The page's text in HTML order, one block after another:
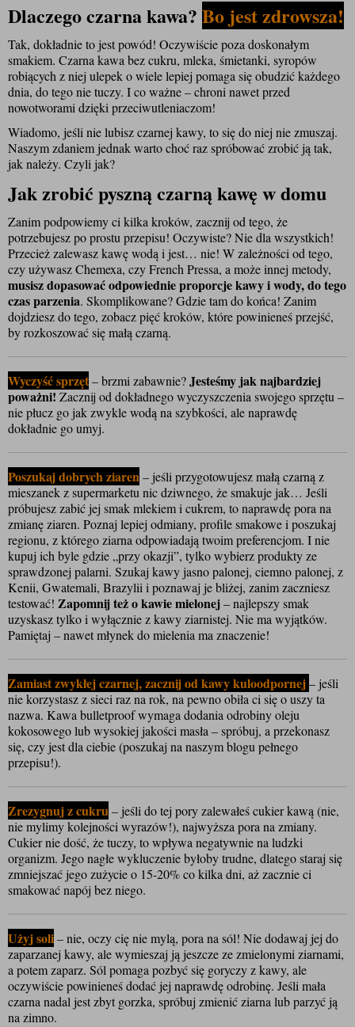
Dlaczego czarna kawa? Bo jest zdrowsza!
Tak, dokładnie to jest powód! Oczywiście poza doskonałym
smakiem. Czarna kawa bez cukru, mleka, śmietanki, syropów
robiących z niej ulepek o wiele lepiej pomaga się obudzić każdego
dnia, do tego nie tuczy. I co ważne – chroni nawet przed
nowotworami dzięki przeciwutleniaczom!
Wiadomo, jeśli nie lubisz czarnej kawy, to się do niej nie zmuszaj.
Naszym zdaniem jednak warto choć raz spróbować zrobić ją tak,
jak należy. Czyli jak?
Jak zrobić pyszną czarną kawę w domu
Zanim podpowiemy ci kilka kroków, zacznij od tego, że
potrzebujesz po prostu przepisu! Oczywiste? Nie dla wszystkich!
Przecież zalewasz kawę wodą i jest… nie! W zależności od tego,
musisz dopasować odpowiednie proporcje kawy i wody, do tego
czas parzenia. Skomplikowane? Gdzie tam do końca! Zanim
dojdziesz do tego, zobacz pięć kroków, które powinieneś przejść,
by rozkoszować się małą czarną.
Wyczyść sprzęt – brzmi zabawnie? Jesteśmy jak najbardziej
poważni! Zacznij od dokładnego wyczyszczenia swojego sprzętu –
nie płucz go jak zwykle wodą na szybkości, ale naprawdę
dokładnie go umyj.
Poszukaj dobrych ziaren – jeśli przygotowujesz małą czarną z
mieszanek z supermarketu nic dziwnego, że smakuje jak… Jeśli
próbujesz zabić jej smak mlekiem i cukrem, to naprawdę pora na
zmianę ziaren. Poznaj lepiej odmiany, profile smakowe i poszukaj
regionu, z którego ziarna odpowiadają twoim preferencjom. I nie
kupuj ich byle gdzie „przy okazji”, tylko wybierz produkty ze
sprawdzonej palarni. Szukaj kawy jasno palonej, ciemno palonej, z
Kenii, Gwatemali, Brazylii i poznawaj je bliżej, zanim zaczniesz
testować! Zapomnij też o kawie mielonej – najlepszy smak
uzyskasz tylko i wyłącznie z kawy ziarnistej. Nie ma wyjątków.
Pamiętaj – nawet młynek do mielenia ma znaczenie!
Zamiast zwykłej czarnej, zacznij od kawy kuloodpornej – jeśli
nie korzystasz z sieci raz na rok, na pewno obiła ci się o uszy ta
nazwa. Kawa bulletproof wymaga dodania odrobiny oleju
kokosowego lub wysokiej jakości masła – spróbuj, a przekonasz
się, czy jest dla ciebie (poszukaj na naszym blogu pełnego
przepisu!).
Zrezygnuj z cukru – jeśli do tej pory zalewałeś cukier kawą (nie,
nie mylimy kolejności wyrazów!), najwyższa pora na zmiany.
Cukier nie dość, że tuczy, to wpływa negatywnie na ludzki
organizm. Jego nagłe wykluczenie byłoby trudne, dlatego staraj się
zmniejszać jego zużycie o 15-20% co kilka dni, aż zacznie ci
smakować napój bez niego.
Użyj soli – nie, oczy cię nie mylą, pora na sól! Nie dodawaj jej do
zaparzanej kawy, ale wymieszaj ją jeszcze ze zmielonymi ziarnami,
a potem zaparz. Sól pomaga pozbyć się goryczy z kawy, ale
oczywiście powinieneś dodać jej naprawdę odrobinę. Jeśli mała
czarna nadal jest zbyt gorzka, spróbuj zmienić ziarna lub parzyć ją
na zimno.